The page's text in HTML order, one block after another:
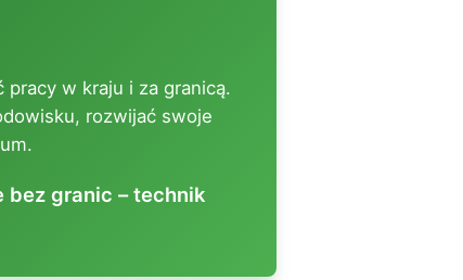
w kraju i za granicą.
rozwijać swoje
bez granic – technik